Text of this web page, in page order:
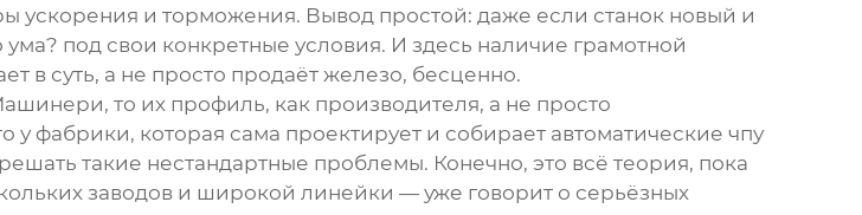
ускорения и торможения. Вывод простой: даже если станок новый и
ума? под свои конкретные условия. И здесь наличие грамотной
в суть, а не просто продаёт железо, бесценно.
, то их профиль, как производителя, а не просто
фабрики, которая сама проектирует и собирает автоматические чпу
такие нестандартные проблемы. Конечно, это всё теория, пока
заводов и широкой линейки — уже говорит о серьёзных